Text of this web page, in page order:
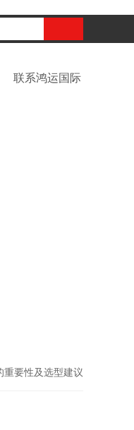
联系鸿运国际
重要性及选型建议